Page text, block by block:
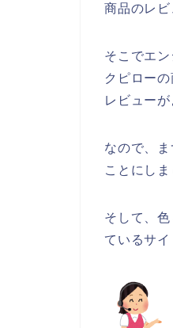
商品のレ
そこでエ
クピロー
レビュー
なので、
ことにしま
そして、
ているサイ